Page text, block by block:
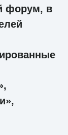
форум, в